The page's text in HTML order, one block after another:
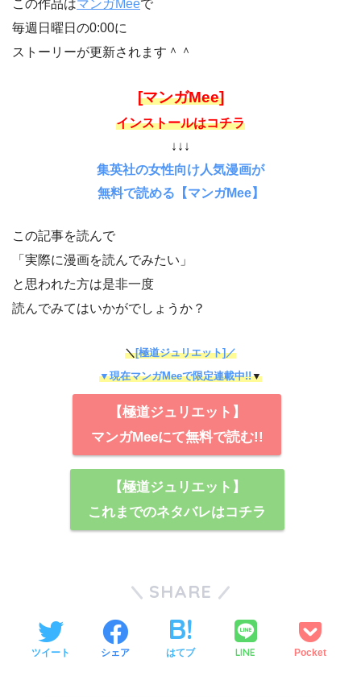
この作品はマンガMeeで
毎週日曜日の0:00に
ストーリーが更新されます＾＾
[マンガMee]
インストールはコチラ
↓↓↓
集英社の女性向け人気漫画が
無料で読める【マンガMee】
この記事を読んで
「実際に漫画を読んでみたい」
と思われた方は是非一度
読んでみてはいかがでしょうか？
＼[極道ジュリエット]／
▼現在マンガMeeで限定連載中!!▼
【極道ジュリエット】
マンガMeeにて無料で読む!!
【極道ジュリエット】
これまでのネタバレはコチラ
SHARE
ツイート シェア はてブ LINE Pocket